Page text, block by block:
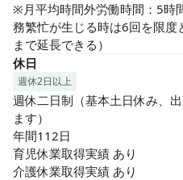
※月平均時間外労働時間：5時
務繁忙が生じる時は6回を限
まで延長できる）
休日
週休2日以上
週休二日制（基本土日休み、
ます）
年間112日
育児休業取得実績 あり
介護休業取得実績 あり